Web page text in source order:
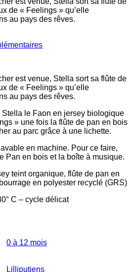
de « Feelings » qu’elle
au pays des rêves.
est venue, Stella sort sa flûte de
de « Feelings » qu’elle
au pays des rêves.
le Faon en jersey biologique
» une fois la flûte de pan en bois
au parc grâce à une lichette.
en machine. Pour ce faire,
Pan en bois et la boîte à musique.
teint organique, flûte de pan en
en polyester recyclé (GRS)
C – cycle délicat
0 à 12 mois
Lilliputiens